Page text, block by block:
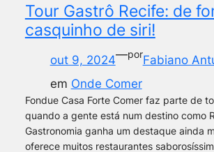
Tour Gastrô Recife: de
casquinho de siri!
out 9, 2024—porFabiano
em Onde Comer
Fondue Casa Forte Comer faz parte de
quando a gente está num destino como
Gastronomia ganha um destaque ainda
oferece muitos restaurantes